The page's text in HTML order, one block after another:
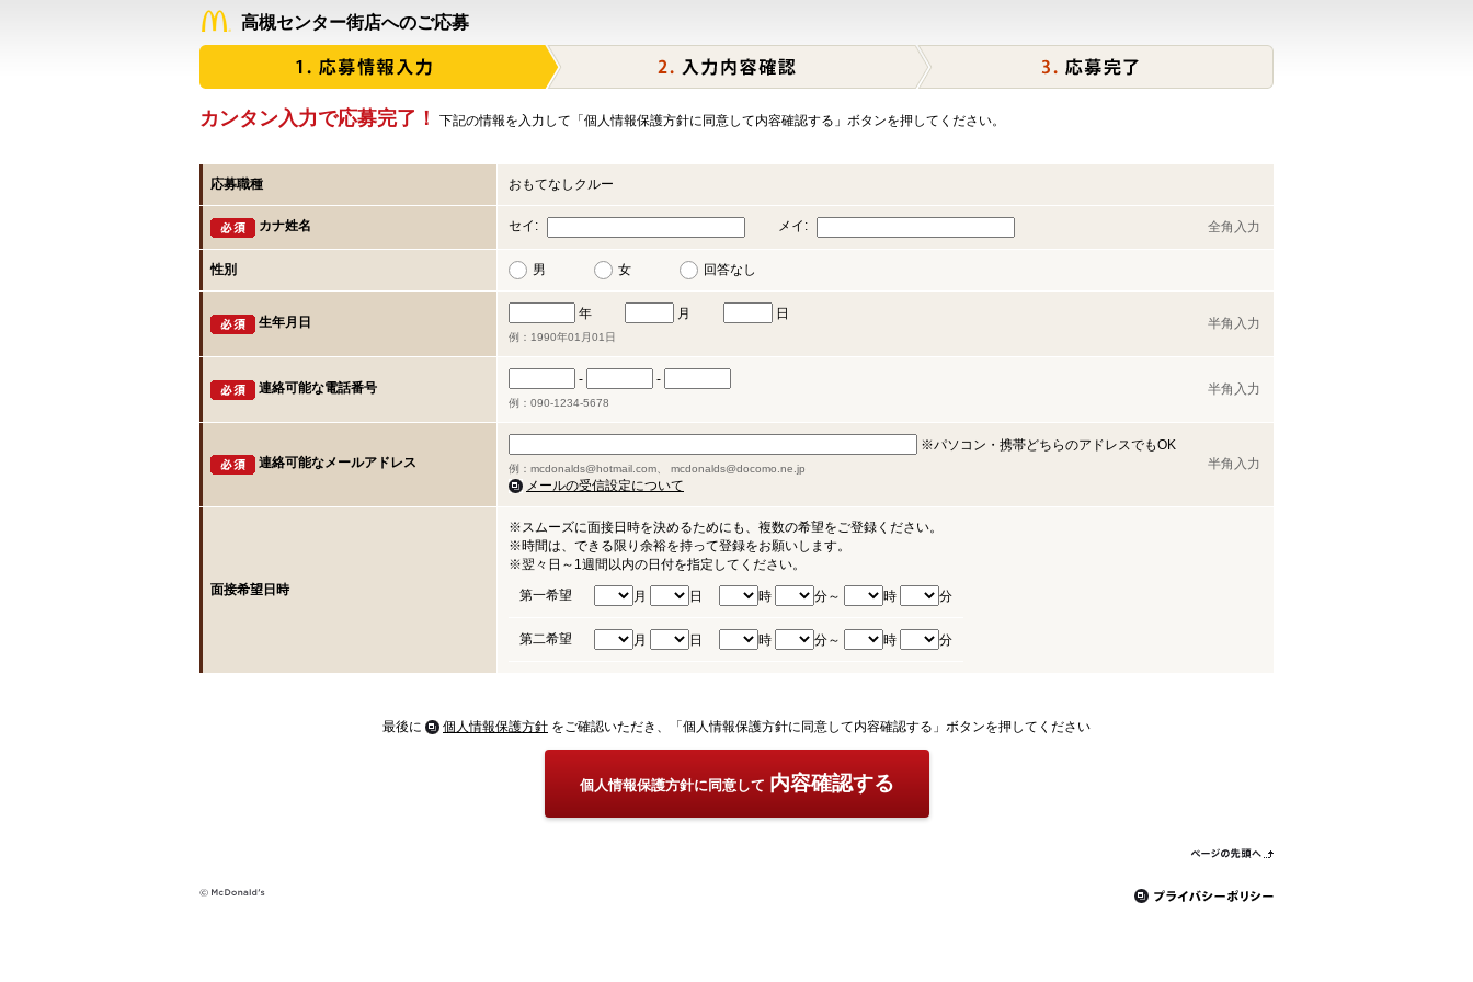
高槻センター街店へのご応募
カンタン入力で応募完了！ 下記の情報を入力して「個人情報保護方針に同意して内容確認する」ボタンを押してください。
応募職種 おもてなしクルー
カナ姓名 セイ: メイ: 全角入力
性別 男 女 回答なし
生年月日
年 月 日
例：1990年01月01日
半角入力
連絡可能な電話番号
- -
例：090-1234-5678
半角入力
連絡可能なメールアドレス
※パソコン・携帯どちらのアドレスでもOK
例：mcdonalds@hotmail.com、 mcdonalds@docomo.ne.jp
メールの受信設定について
半角入力
面接希望日時
※スムーズに面接日時を決めるためにも、複数の希望をご登録ください。
※時間は、できる限り余裕を持って登録をお願いします。
※翌々日～1週間以内の日付を指定してください。
第一希望
月 日 時 分～ 時 分
第二希望 月 日 時 分～ 時 分
最後に 個人情報保護方針 をご確認いただき、「個人情報保護方針に同意して内容確認する」ボタンを押してください
個人情報保護方針に同意して 内容確認する